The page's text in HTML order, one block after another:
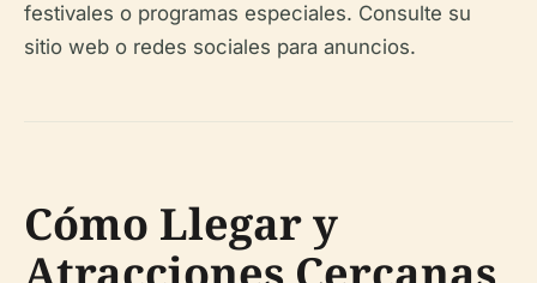
festivales o programas especiales. Consulte su
sitio web o redes sociales para anuncios.
Cómo Llegar y